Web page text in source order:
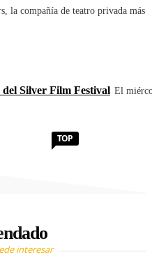
la compañía de teatro privada más
Silver Film Festival El
TOP
interesar